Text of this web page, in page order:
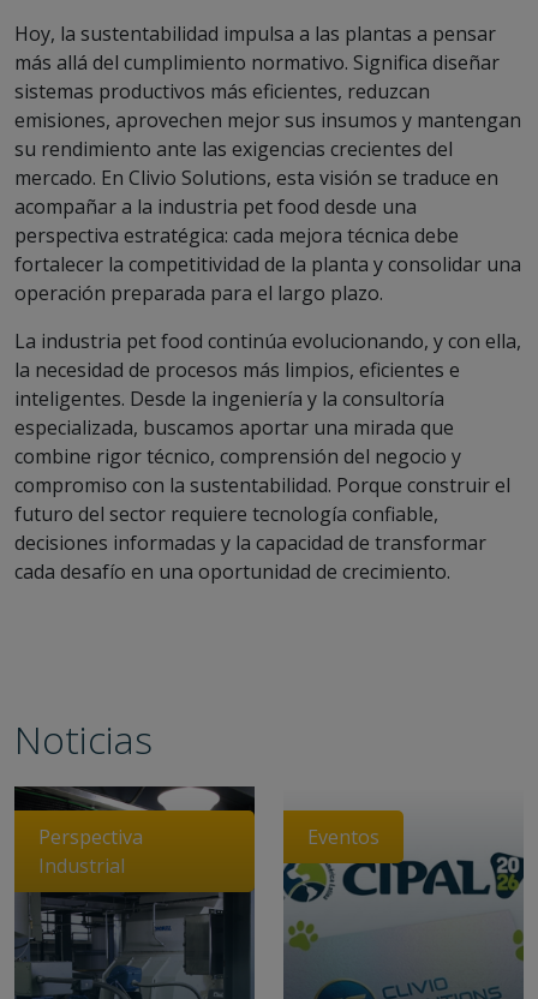
Hoy, la sustentabilidad impulsa a las plantas a pensar
más allá del cumplimiento normativo. Significa diseñar
sistemas productivos más eficientes, reduzcan
emisiones, aprovechen mejor sus insumos y mantengan
su rendimiento ante las exigencias crecientes del
mercado. En Clivio Solutions, esta visión se traduce en
acompañar a la industria pet food desde una
perspectiva estratégica: cada mejora técnica debe
fortalecer la competitividad de la planta y consolidar una
operación preparada para el largo plazo.
La industria pet food continúa evolucionando, y con ella,
la necesidad de procesos más limpios, eficientes e
inteligentes. Desde la ingeniería y la consultoría
especializada, buscamos aportar una mirada que
combine rigor técnico, comprensión del negocio y
compromiso con la sustentabilidad. Porque construir el
futuro del sector requiere tecnología confiable,
decisiones informadas y la capacidad de transformar
cada desafío en una oportunidad de crecimiento.
Noticias
Perspectiva
Industrial
Eventos